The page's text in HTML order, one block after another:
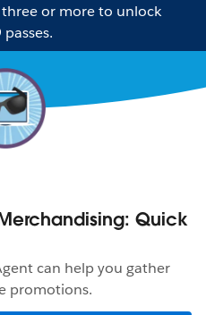
or more to unlock
Quick
can help you gather
promotions.